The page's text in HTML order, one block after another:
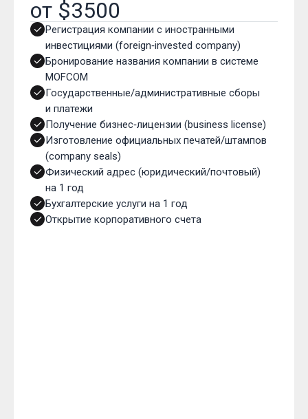
от $3500
Регистрация компании с иностранными
инвестициями (foreign‑invested company)
Бронирование названия компании в системе
MOFCOM
Государственные/административные сборы
и платежи
Получение бизнес‑лицензии (business license)
Изготовление официальных печатей/штампов
(company seals)
Физический адрес (юридический/почтовый)
на 1 год
Бухгалтерские услуги на 1 год
Открытие корпоративного счета